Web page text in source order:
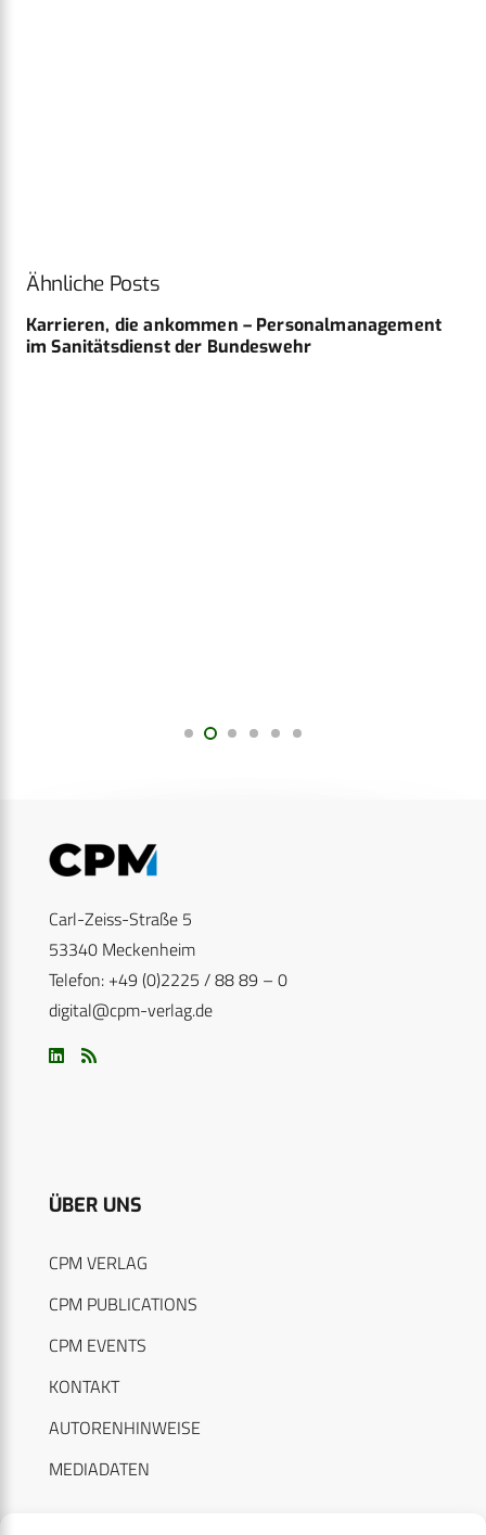
Ähnliche Posts
Karrieren, die ankommen – Personalmanagement
im Sanitätsdienst der Bundeswehr
Carl-Zeiss-Straße 5
53340 Meckenheim
Telefon: +49 (0)2225 / 88 89 – 0
digital@cpm-verlag.de
ÜBER UNS
CPM VERLAG
CPM PUBLICATIONS
CPM EVENTS
KONTAKT
AUTORENHINWEISE
MEDIADATEN